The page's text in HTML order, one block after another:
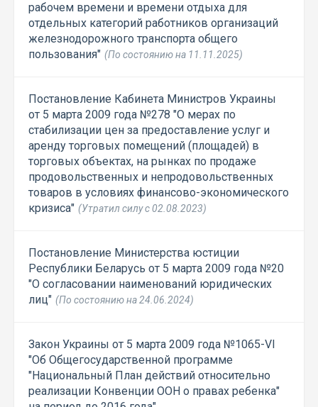
рабочем времени и времени отдыха для
отдельных категорий работников организаций
железнодорожного транспорта общего
пользования" (По состоянию на 11.11.2025)
Постановление Кабинета Министров Украины
от 5 марта 2009 года №278 "О мерах по
стабилизации цен за предоставление услуг и
аренду торговых помещений (площадей) в
торговых объектах, на рынках по продаже
продовольственных и непродовольственных
товаров в условиях финансово-экономического
кризиса" (Утратил силу с 02.08.2023)
Постановление Министерства юстиции
Республики Беларусь от 5 марта 2009 года №20
"О согласовании наименований юридических
лиц" (По состоянию на 24.06.2024)
Закон Украины от 5 марта 2009 года №1065-VI
"Об Общегосударственной программе
"Национальный План действий относительно
реализации Конвенции ООН о правах ребенка"